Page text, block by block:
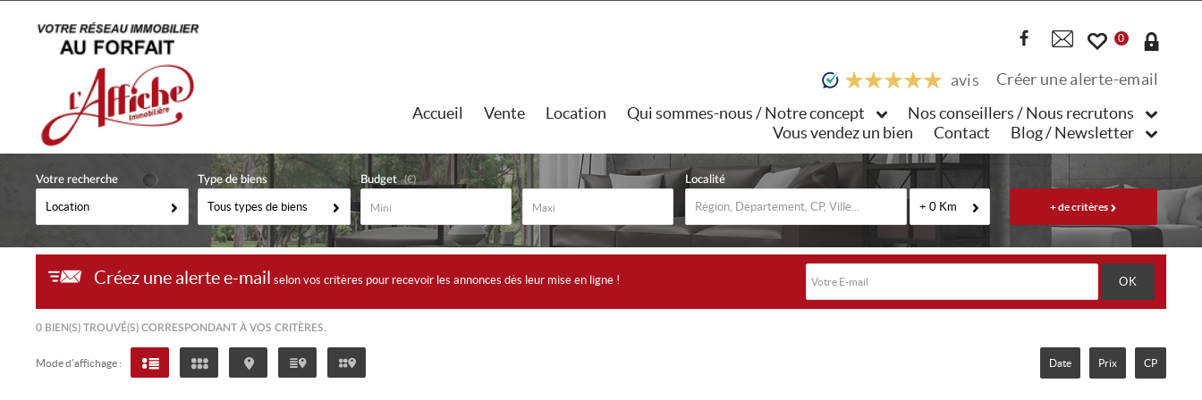
0
avis
Créer une alerte-email
Accueil
Vente Location Qui sommes-nous / Notre concept
Nos conseillers / Nous recrutons
Vous vendez un bien
Contact Blog / Newsletter
Votre recherche
Location
Type de biens
Tous types de biens
Budget (€) Localité
+ 0 Km
Créez une alerte e-mail selon vos critères pour recevoir les annonces dès leur mise en ligne !
0 BIEN(S) TROUVÉ(S) CORRESPONDANT À VOS CRITÈRES.
Mode d’affichage : Date Prix CP